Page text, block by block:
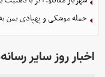
حمله موشکی و پهپادی یمن